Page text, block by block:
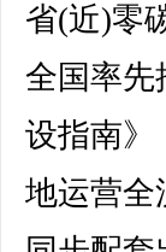
省(近)零
全国率先
设指南》
地运营全